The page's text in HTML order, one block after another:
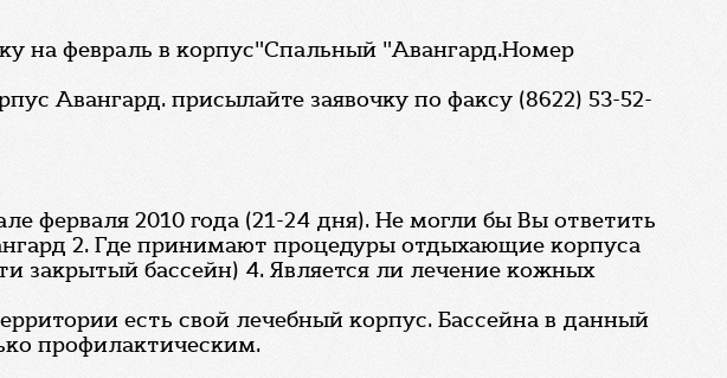
на февраль в корпус"Спальный "Авангард.Номер
Авангард. присылайте заявочку по факсу (8622) 53-52-
ферваля 2010 года (21-24 дня). Не могли бы Вы ответить
2. Где принимают процедуры отдыхающие корпуса
закрытый бассейн) 4. Является ли лечение кожных
есть свой лечебный корпус. Бассейна в данный
профилактическим.